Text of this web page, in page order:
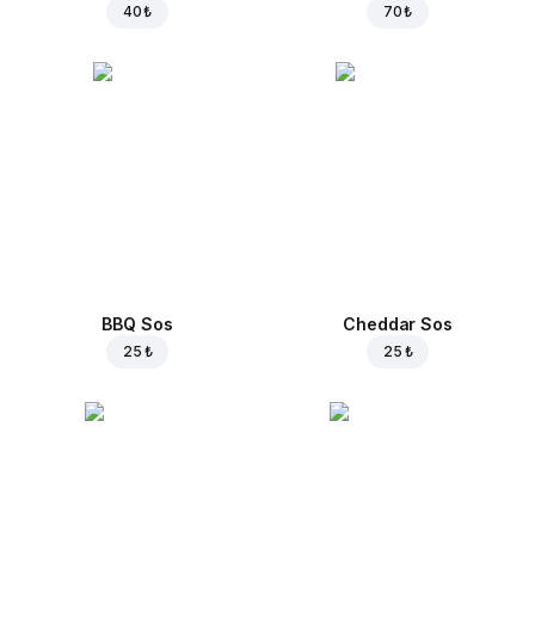
40 ₺ 70 ₺
BBQ Sos
25 ₺
Cheddar Sos
25 ₺